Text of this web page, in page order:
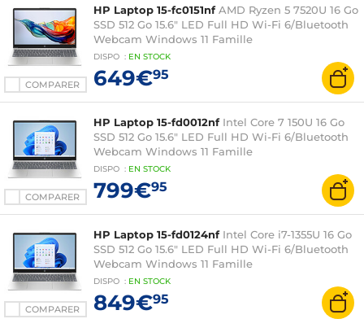
COMPARER
HP Laptop 15-fc0151nf AMD Ryzen 5 7520U 16 Go
SSD 512 Go 15.6" LED Full HD Wi-Fi 6/Bluetooth
Webcam Windows 11 Famille
DISPO : EN STOCK
649€95
COMPARER
HP Laptop 15-fd0012nf Intel Core 7 150U 16 Go
SSD 512 Go 15.6" LED Full HD Wi-Fi 6/Bluetooth
Webcam Windows 11 Famille
DISPO : EN STOCK
799€95
COMPARER
HP Laptop 15-fd0124nf Intel Core i7-1355U 16 Go
SSD 512 Go 15.6" LED Full HD Wi-Fi 6/Bluetooth
Webcam Windows 11 Famille
DISPO : EN STOCK
849€95